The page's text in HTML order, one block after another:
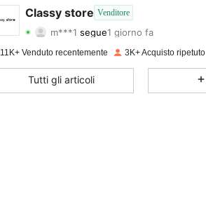
Classy store Venditore
m***1 segue1 giorno fa
4.88 Valutazione 17Articoli
4.88 17 2.9K
11K+ Venduto recentemente 3K+ Acquisto ripetuto
Tutti gli articoli